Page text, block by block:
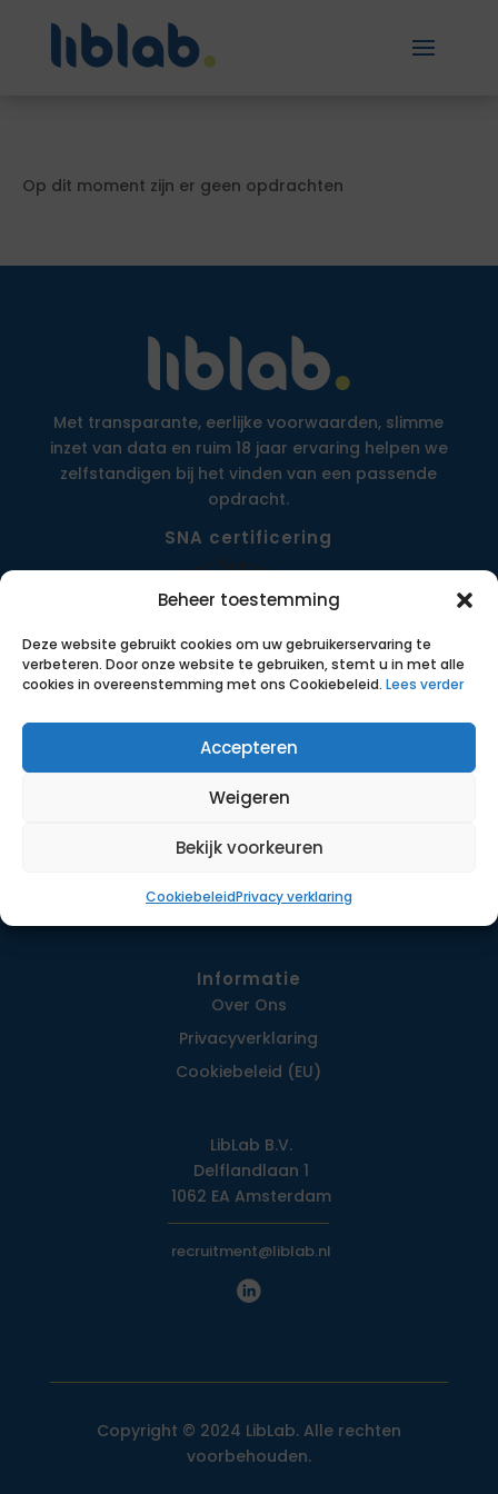
Beheer toestemming
Deze website gebruikt cookies om uw gebruikerservaring te
verbeteren. Door onze website te gebruiken, stemt u in met alle
cookies in overeenstemming met ons Cookiebeleid. Lees verder
Accepteren
Weigeren
Bekijk voorkeuren
CookiebeleidPrivacy verklaring
Op dit moment zijn er geen opdrachten
Met transparante, eerlijke voorwaarden, slimme
inzet van data en ruim 18 jaar ervaring helpen we
zelfstandigen bij het vinden van een passende
opdracht.
SNA certificering
Opdrachten
Werkwijze
Contact
Informatie
Over Ons
Privacy­verklaring
Cookiebeleid (EU)
LibLab B.V.
Delflandlaan 1
1062 EA Amsterdam
recruitment@liblab.nl
Copyright © 2024 LibLab. Alle rechten
voorbehouden.